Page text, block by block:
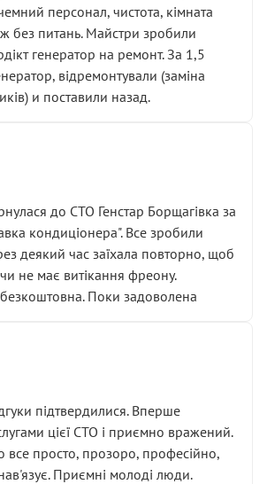
персонал, чистота, кімната
без питань. Майстри зробили
генератор на ремонт. За 1,5
відремонтували (заміна
и поставили назад.
до СТО Генстар Борщагівка за
кондиціонера". Все зробили
деякий час заїхала повторно, щоб
не має витікання фреону.
Поки задоволена
підтвердилися. Вперше
цієї СТО і приємно вражений.
все просто, прозоро, професійно,
Приємні молоді люди.